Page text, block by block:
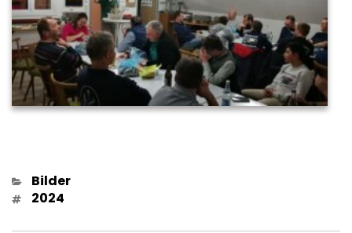
Kategorien
Bilder
Schlagwörter
2024